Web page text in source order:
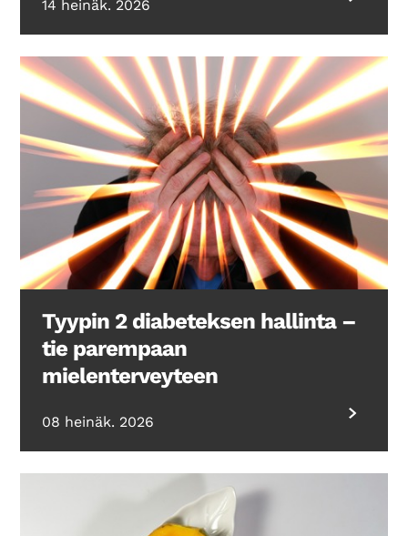
14 heinäk. 2026
Tyypin 2 diabeteksen hallinta –
tie parempaan
mielenterveyteen
08 heinäk. 2026